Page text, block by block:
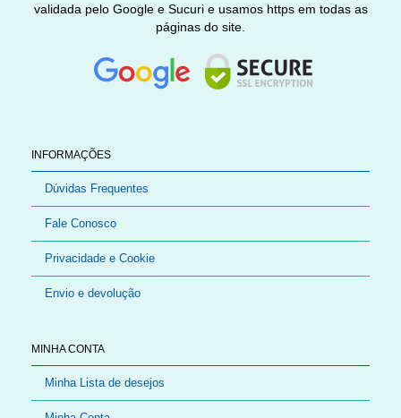
INFORMAÇÕES
Dúvidas Frequentes
Fale Conosco
Privacidade e Cookie
Envio e devolução
MINHA CONTA
Minha Lista de desejos
validada pelo Google e Sucuri e usamos https em todas as
páginas do site.